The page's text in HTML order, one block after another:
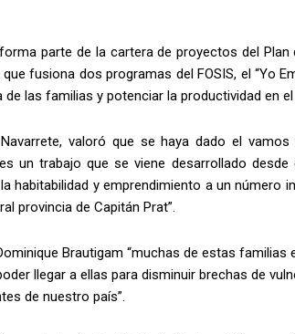
parte de la cartera de proyectos del Plan
fusiona dos programas del FOSIS, el “Yo
las familias y potenciar la productividad en
valoró que se haya dado el
un trabajo que se viene desarrollado
habitabilidad y emprendimiento a un número
provincia de Capitán Prat”.
Brautigam “muchas de estas
llegar a ellas para disminuir brechas de
de nuestro país”.